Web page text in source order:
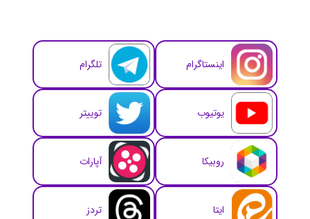
اینستاگرام تلگرام
یوتیوب توییتر
روبیکا آپارات
ایتا تردز